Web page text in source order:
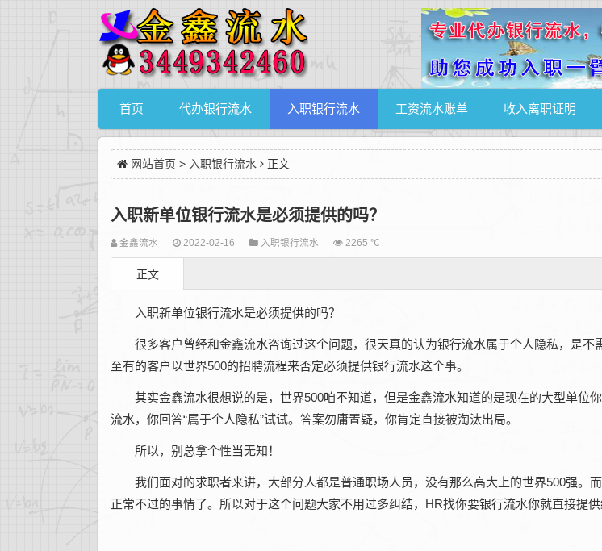
首页 代办银行流水 入职银行流水 工资流水账单 收入离职证明
网站首页 > 入职银行流水 正文
入职新单位银行流水是必须提供的吗？
金鑫流水 2022-02-16 入职银行流水 2265 ℃
正文
入职新单位银行流水是必须提供的吗？
很多客户曾经和金鑫流水咨询过这个问题，很天真的认为银行流水属于个人隐私，是不
至有的客户以世界500的招聘流程来否定必须提供银行流水这个事。
其实金鑫流水很想说的是，世界500咱不知道，但是金鑫流水知道的是现在的大型单位
流水，你回答“属于个人隐私”试试。答案勿庸置疑，你肯定直接被淘汰出局。
所以，别总拿个性当无知！
我们面对的求职者来讲，大部分人都是普通职场人员，没有那么高大上的世界500强。
正常不过的事情了。所以对于这个问题大家不用过多纠结，HR找你要银行流水你就直接提供